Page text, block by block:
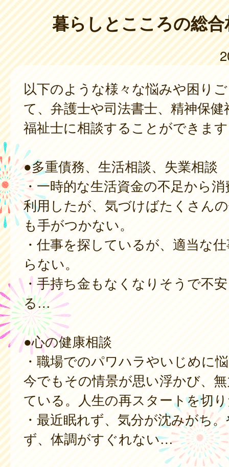
暮らしとこころの総
以下のような様々な悩みや困り
て、弁護士や司法書士、精神保健
福祉士に相談することができま
●多重債務、生活相談、失業相談
・一時的な生活資金の不足から
利用したが、気づけばたくさん
も手がつかない。
・仕事を探しているが、適当な
らない。
・手持ち金もなくなりそうで不
る…
●心の健康相談
・職場でのパワハラやいじめに
今でもその情景が思い浮かび、
ている。人生の再スタートを切
・最近眠れず、気分が沈みがち
ず、体調がすぐれない…